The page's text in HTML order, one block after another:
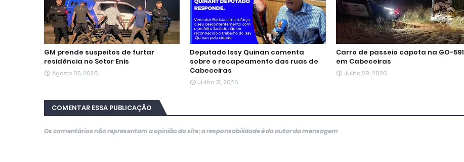
GM prende suspeitos de furtar
residência no Setor Enis
Agosto 05, 2026
Deputado Issy Quinan comenta
sobre o recapeamento das ruas de
Cabeceiras
Julho 31, 2026
Carro de passeio capota na GO-591
em Cabeceiras
Julho 29, 2026
COMENTAR ESSA PUBLICAÇÃO
Os comentários não representam a opinião do site; a responsabilidade é do autor da mensagem